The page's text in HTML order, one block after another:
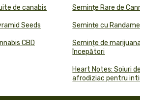
de canabis
Seeds
CBD
Semințe Rare de
Semințe cu
Semințe de marijuana
începători
Heart Notes: Soiuri de
afrodiziac pentru